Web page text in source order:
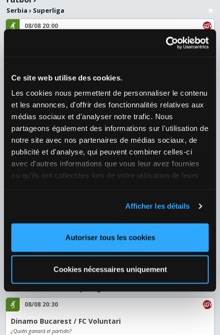
Ce site web utilise des cookies.
Les cookies nous permettent de personnaliser le contenu
et les annonces, d'offrir des fonctionnalités relatives aux
médias sociaux et d'analyser notre trafic. Nous
partageons également des informations sur l'utilisation de
notre site avec nos partenaires de médias sociaux, de
publicité et d'analyse, qui peuvent combiner celles-ci
avec d'autres informations que vous leur avez fournies
ou qu'ils ont collectées lors de votre utilisation de leurs
Afficher les détails
Autoriser tous les cookies
Cookies nécessaires uniquement
Serbia › Superliga
08/08 20:00
Fútbol›
Suiza›Suiza - Super League
08/08 20:30
Servette FC / Grasshopper Zürich
¿Quién ganará el partido?
¿Quién ganará el partido?
1,17
1 8,00
X 14,00
2 +153
08/08 20:30
Dinamo Bucarest / FC Voluntari
¿Quién ganará el partido?